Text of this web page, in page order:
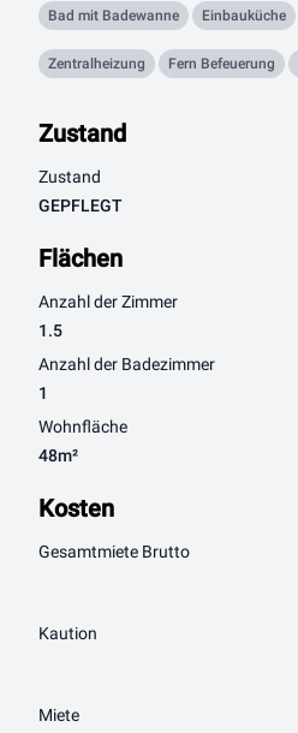
Bad mit Badewanne Einbauküche
Zentralheizung Fern Befeuerung
Zustand
Zustand
GEPFLEGT
Flächen
Anzahl der Zimmer
1.5
Anzahl der Badezimmer
1
Wohnfläche
48m²
Kosten
Gesamtmiete Brutto
Kaution
Miete